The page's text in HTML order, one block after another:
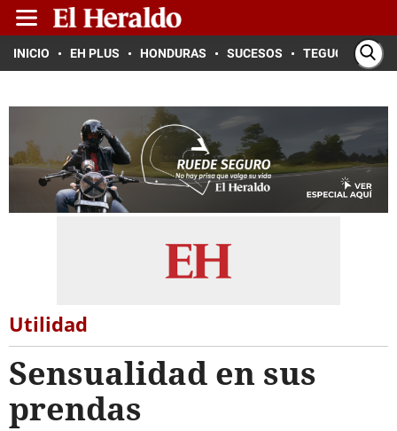
INICIO EH PLUS HONDURAS SUCESOS TEGUCIGALPA
Utilidad
Sensualidad en sus
prendas